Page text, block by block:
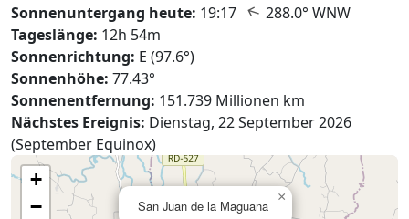
Sonnenuntergang heute: 19:17 ↑ 288.0° WNW
Tageslänge: 12h 54m
Sonnenrichtung: E (97.6°)
Sonnenhöhe: 77.43°
Sonnenentfernung: 151.739 Millionen km
Nächstes Ereignis: Dienstag, 22 September 2026
(September Equinox)
San Juan de la Maguana
×
+
−